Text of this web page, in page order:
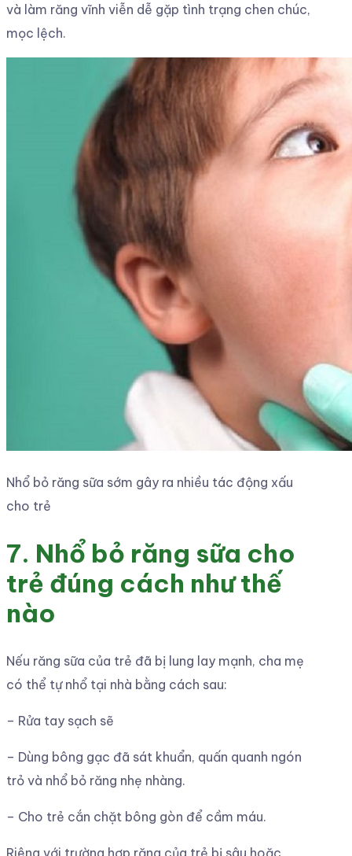
và làm răng vĩnh viễn dễ gặp tình trạng chen chúc,
mọc lệch.
Nhổ bỏ răng sữa sớm gây ra nhiều tác động xấu
cho trẻ
7. Nhổ bỏ răng sữa cho
trẻ đúng cách như thế
nào
Nếu răng sữa của trẻ đã bị lung lay mạnh, cha mẹ
có thể tự nhổ tại nhà bằng cách sau:
– Rửa tay sạch sẽ
– Dùng bông gạc đã sát khuẩn, quấn quanh ngón
trỏ và nhổ bỏ răng nhẹ nhàng.
– Cho trẻ cắn chặt bông gòn để cầm máu.
Riêng với trường hợp răng của trẻ bị sâu hoặc